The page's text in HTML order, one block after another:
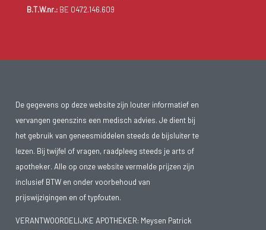
B.T.W.nr.:BE 0472.146.609
De gegevens op deze website zijn louter informatief en
vervangen geenszins een medisch advies. Je dient bij
het gebruik van geneesmiddelen steeds de bijsluiter te
lezen. Bij twijfel of vragen, raadpleeg steeds je arts of
apotheker. Alle op onze website vermelde prijzen zijn
inclusief BTW en onder voorbehoud van
prijswijzigingen en of typfouten.
VERANTWOORDELIJKE APOTHEKER: Meysen Patrick